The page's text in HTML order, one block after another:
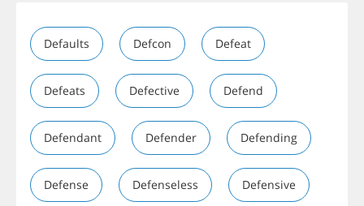
Defaults Defcon Defeat
Defeats Defective Defend
Defendant Defender Defending
Defense Defenseless Defensive